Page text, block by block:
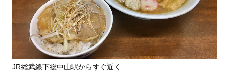
JR総武線下総中山駅からすぐ近く